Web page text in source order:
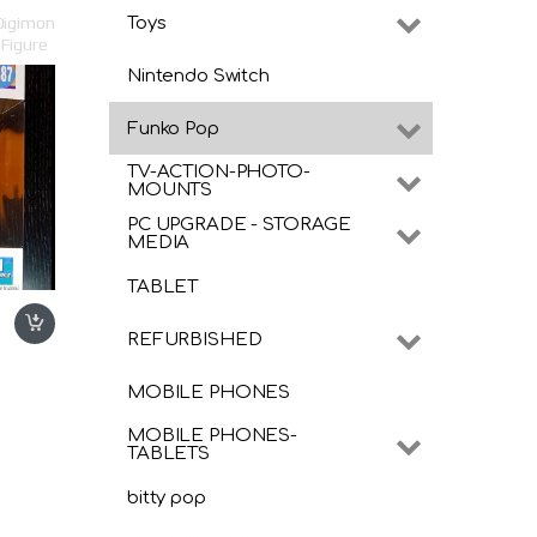
,
Toys
Nintendo Switch
Funko Pop
TV-ACTION-PHOTO-
MOUNTS
PC UPGRADE - STORAGE
MEDIA
TABLET
REFURBISHED
MOBILE PHONES
MOBILE PHONES-
TABLETS
bitty pop